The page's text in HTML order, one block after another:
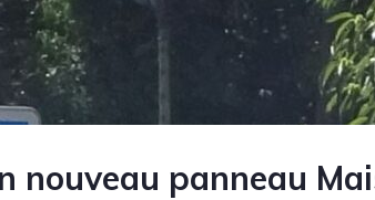
nouveau panneau